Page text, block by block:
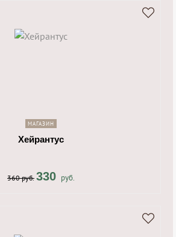
МАГАЗИН
Хейрантус
360 руб. 330 руб.